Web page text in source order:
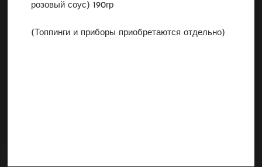
розовый соус) 190гр
(Топпинги и приборы приобретаются отдельно)